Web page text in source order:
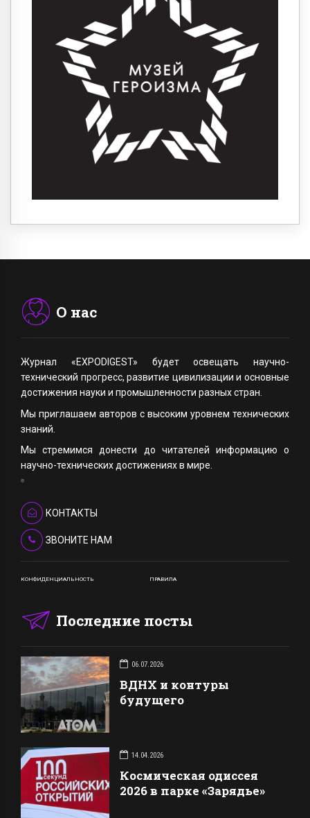
О нас
Журнал «EXPODIGEST» будет освещать научно-
технический прогресс, развитие цивилизации и основные
достижения науки и промышленности разных стран.
Мы приглашаем авторов с высоким уровнем технических
знаний.
Мы стремимся донести до читателей информацию о
научно-технических достижениях в мире.
КОНТАКТЫ
ЗВОНИТЕ НАМ
КОНФИДЕНЦИАЛЬНОСТЬ ПРАВИЛА
Последние посты
06.07.2026
ВДНХ и контуры
будущего
14.04.2026
Космическая одиссея
2026 в парке «Зарядье»